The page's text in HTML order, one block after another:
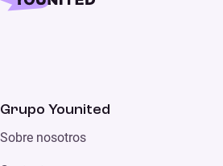
Grupo Younited
Sobre nosotros